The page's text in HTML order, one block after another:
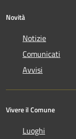
Novità
Notizie
Comunicati
Avvisi
Vivere il Comune
Luoghi